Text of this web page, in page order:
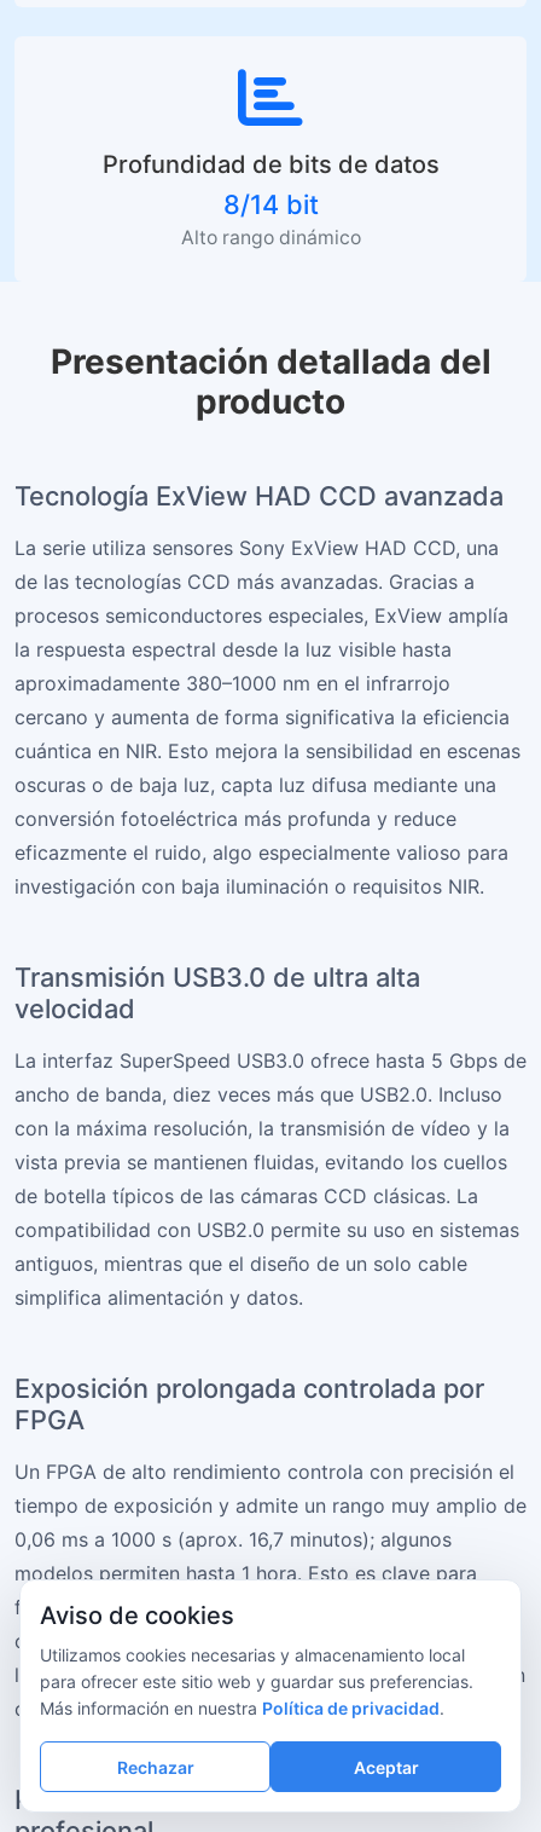
Profundidad de bits de datos
8/14 bit
Alto rango dinámico
Presentación detallada del
producto
Tecnología ExView HAD CCD avanzada
La serie utiliza sensores Sony ExView HAD CCD, una
de las tecnologías CCD más avanzadas. Gracias a
procesos semiconductores especiales, ExView amplía
la respuesta espectral desde la luz visible hasta
aproximadamente 380–1000 nm en el infrarrojo
cercano y aumenta de forma significativa la eficiencia
cuántica en NIR. Esto mejora la sensibilidad en escenas
oscuras o de baja luz, capta luz difusa mediante una
conversión fotoeléctrica más profunda y reduce
eficazmente el ruido, algo especialmente valioso para
investigación con baja iluminación o requisitos NIR.
Transmisión USB3.0 de ultra alta
velocidad
La interfaz SuperSpeed USB3.0 ofrece hasta 5 Gbps de
ancho de banda, diez veces más que USB2.0. Incluso
con la máxima resolución, la transmisión de vídeo y la
vista previa se mantienen fluidas, evitando los cuellos
de botella típicos de las cámaras CCD clásicas. La
compatibilidad con USB2.0 permite su uso en sistemas
antiguos, mientras que el diseño de un solo cable
simplifica alimentación y datos.
Exposición prolongada controlada por
FPGA
Un FPGA de alto rendimiento controla con precisión el
tiempo de exposición y admite un rango muy amplio de
0,06 ms a 1000 s (aprox. 16,7 minutos); algunos
modelos permiten hasta 1 hora. Esto es clave para
fluorescencia débil, astronomía o bioluminiscencia. El
control FPGA evita la deriva durante exposiciones
largas y proporciona imágenes estables y detalladas en
condiciones de iluminación difíciles.
Procesamiento de color Ultra-Fine
Aviso de cookies
Utilizamos cookies necesarias y almacenamiento local
para ofrecer este sitio web y guardar sus preferencias.
Más información en nuestra Política de privacidad.
Rechazar Aceptar